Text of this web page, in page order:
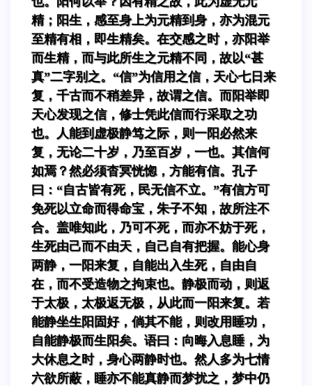
精；阳生，感至身上为元精到身，亦为混元
至精有相，即生精矣。在交感之时，亦阳举
而生精，而与此所生之元精不同，故以“甚
真”二字别之。“信”为信用之信，天心七日来
复，千古而不稍差异，故谓之信。而阳举即
天心发现之信，修士凭此信而行采取之功
也。人能到虚极静笃之际，则一阳必然来
复，无论二十岁，乃至百岁，一也。其信何
如焉？然必须杳冥恍惚，方能有信。孔子
曰：“自古皆有死，民无信不立。”有信方可
免死以立命而得命宝，朱子不知，故所注不
合。盖唯知此，乃可不死，而亦不妨于死，
生死由己而不由天，自己自有把握。能心身
两静，一阳来复，自能出入生死，自由自
在，而不受造物之拘束也。静极而动，则返
于太极，太极返无极，从此而一阳来复。若
能静坐生阳固好，倘其不能，则改用睡功，
自能静极而生阳矣。语曰：向晦入息睡，为
大休息之时，身心两静时也。然人多为七情
六欲所蔽，睡亦不能真静而梦扰之，梦中仍